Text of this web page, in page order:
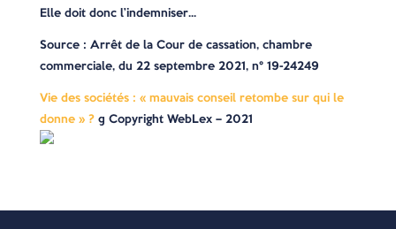
Elle doit donc l’indemniser…
Source : Arrêt de la Cour de cassation, chambre
commerciale, du 22 septembre 2021, n° 19-24249
Vie des sociétés : « mauvais conseil retombe sur qui le
donne » ?© Copyright WebLex – 2021